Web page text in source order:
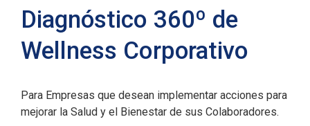
Diagnóstico 360º de
Wellness Corporativo
Para Empresas que desean implementar acciones para
mejorar la Salud y el Bienestar de sus Colaboradores.